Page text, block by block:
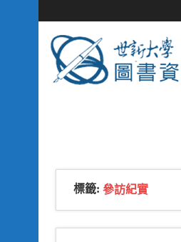
標籤: 參訪紀實